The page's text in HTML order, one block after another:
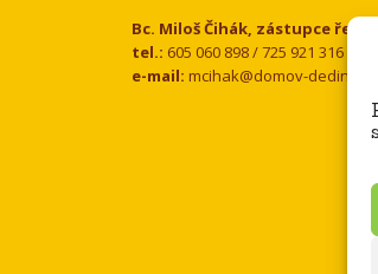
Bc. Miloš Čihák, zástupce
tel.: 605 060 898 / 725 921 316
e-mail: mcihak@domov-dedina.cz